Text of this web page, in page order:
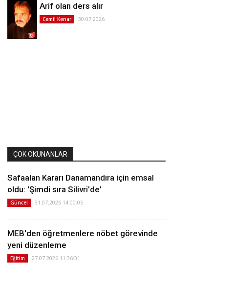
Arif olan ders alır
Cemil Kenar 30.07.2026
ÇOK OKUNANLAR
Safaalan Kararı Danamandıra için emsal
oldu: 'Şimdi sıra Silivri'de'
Güncel 31.07.2026 14:00:05
MEB'den öğretmenlere nöbet görevinde
yeni düzenleme
Eğitim 27.07.2026 11:36:31